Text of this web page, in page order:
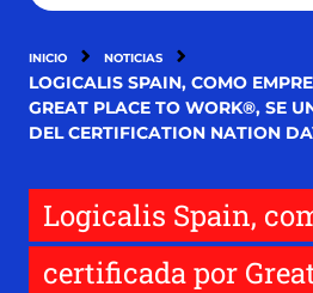
INICIO NOTICIAS
LOGICALIS SPAIN, COMO
GREAT PLACE TO WORK®, SE
DEL CERTIFICATION NATION
Logicalis Spain,
certificada por